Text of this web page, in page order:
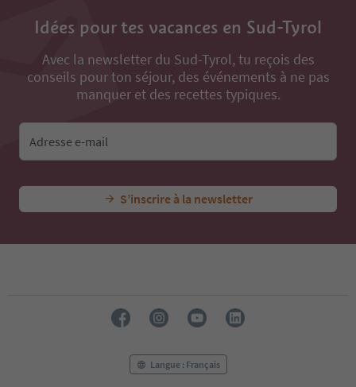
Idées pour tes vacances en Sud-Tyrol
Avec la newsletter du Sud-Tyrol, tu reçois des
conseils pour ton séjour, des événements à ne pas
manquer et des recettes typiques.
Adresse e-mail
S’inscrire à la newsletter
Langue : Français